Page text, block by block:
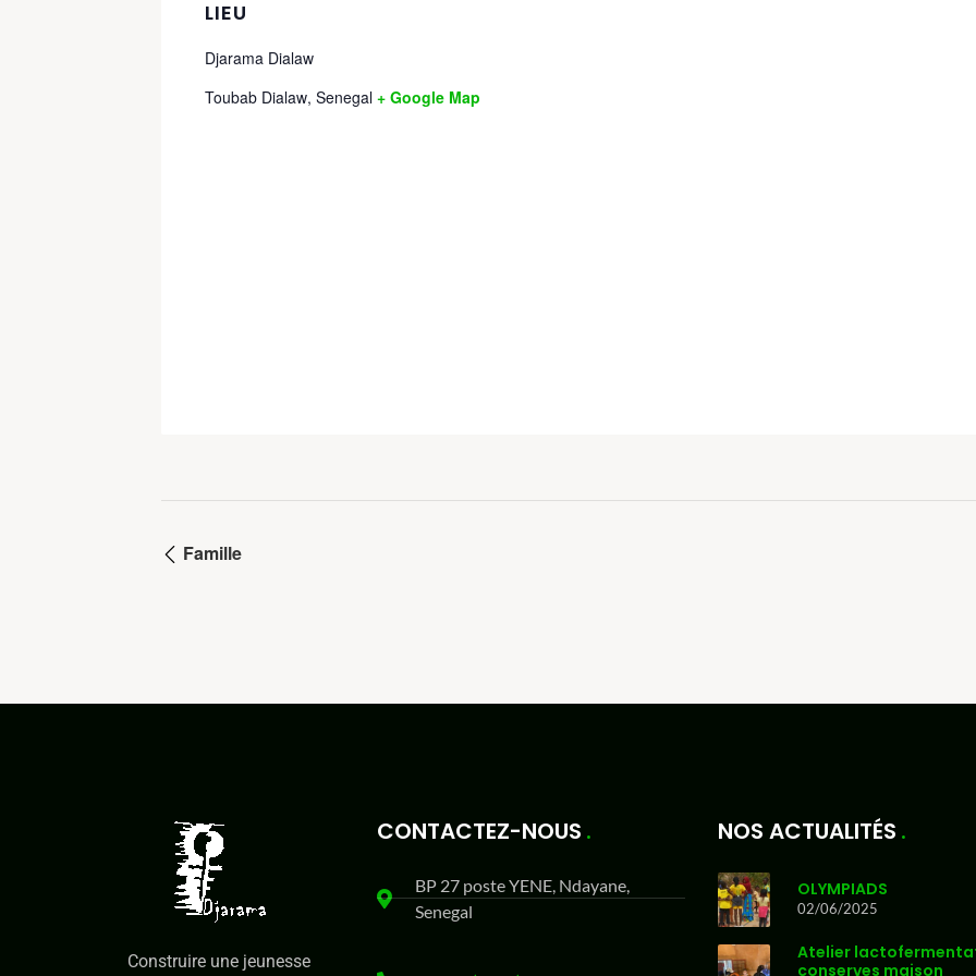
LIEU
Djarama Dialaw
Toubab Dialaw, Senegal + Google Map
Famille
Construire une jeunesse
CONTACTEZ-NOUS
BP 27 poste YENE, Ndayane,
Senegal
NOS ACTUALITÉS
OLYMPIADS
02/06/2025
Atelier
conserves maison